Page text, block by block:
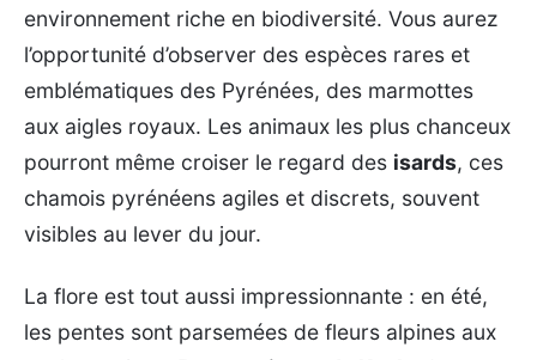
environnement riche en biodiversité. Vous aurez
l’opportunité d’observer des espèces rares et
emblématiques des Pyrénées, des marmottes
aux aigles royaux. Les animaux les plus chanceux
pourront même croiser le regard des isards, ces
chamois pyrénéens agiles et discrets, souvent
visibles au lever du jour.
La flore est tout aussi impressionnante : en été,
les pentes sont parsemées de fleurs alpines aux